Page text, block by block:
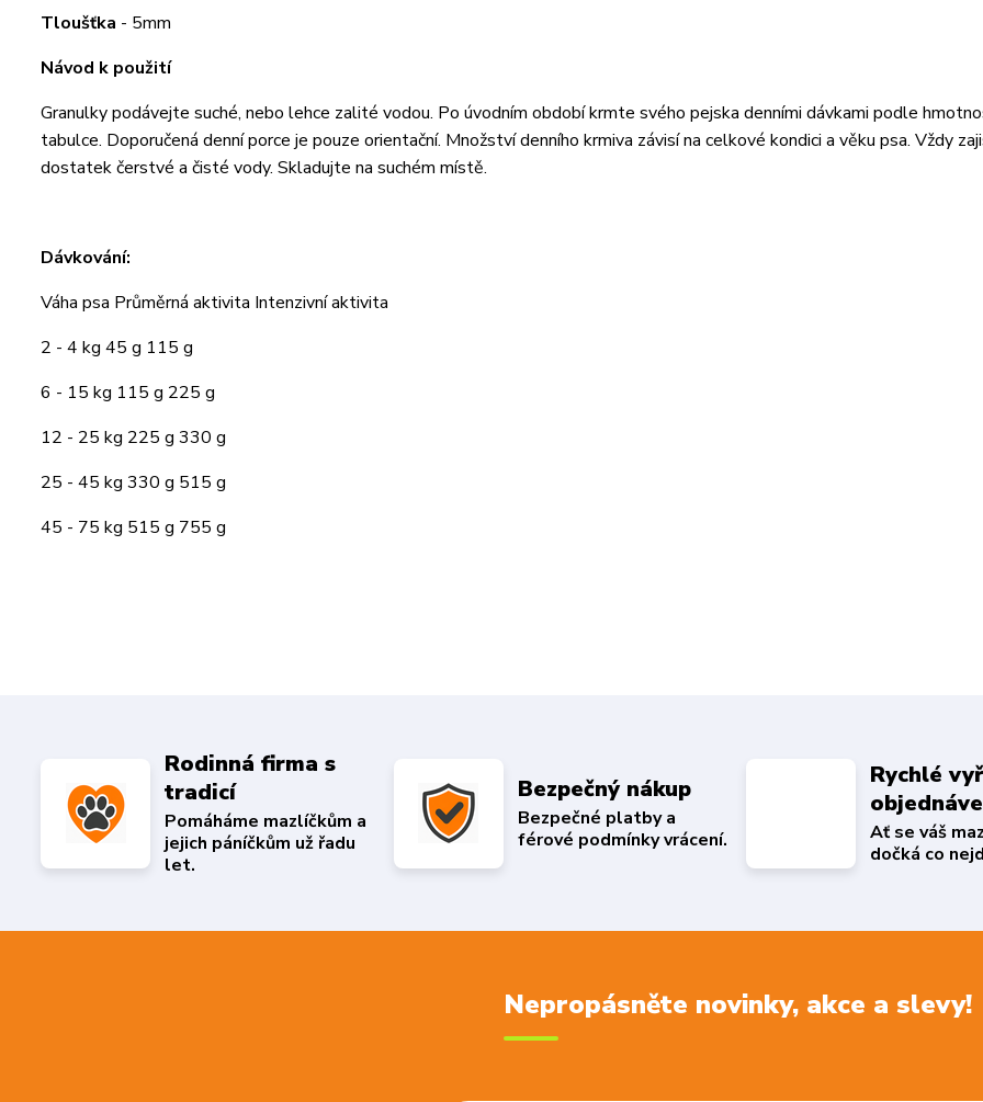
Tloušťka - 5mm
Návod k použití
Granulky podávejte suché, nebo lehce zalité vodou. Po úvodním období krmte svého pejska denními dávkami podle
tabulce. Doporučená denní porce je pouze orientační. Množství denního krmiva závisí na celkové kondici a věku psa. Vždy
dostatek čerstvé a čisté vody. Skladujte na suchém místě.
Dávkování:
Váha psa Průměrná aktivita Intenzivní aktivita
2 - 4 kg 45 g 115 g
6 - 15 kg 115 g 225 g
12 - 25 kg 225 g 330 g
25 - 45 kg 330 g 515 g
45 - 75 kg 515 g 755 g
Rodinná firma s
tradicí
Pomáháme mazlíčkům a
jejich páníčkům už řadu
let.
Bezpečný nákup
Bezpečné platby a
férové podmínky vrácení.
Rychlé
Ať se váš
dočká co
Nepropásněte novinky, akce a slevy!